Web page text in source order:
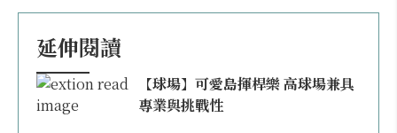
延伸閱讀
【球場】可愛島揮桿樂 高球場兼具
專業與挑戰性